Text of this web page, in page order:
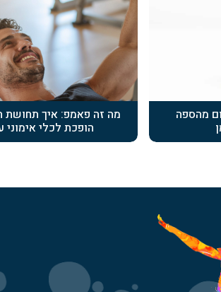
מהספה מה זה פאמפ: איך תחושת
הופכת לכלי אימוני